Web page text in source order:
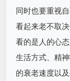
同时也要重视
看起来老不取
看的是人的心
生活方式、精
的衰老速度以